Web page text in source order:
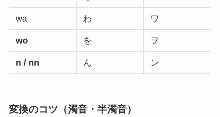
wa わ ワ
wo を ヲ
n / nn ん ン
変換のコツ（濁音・半濁音）